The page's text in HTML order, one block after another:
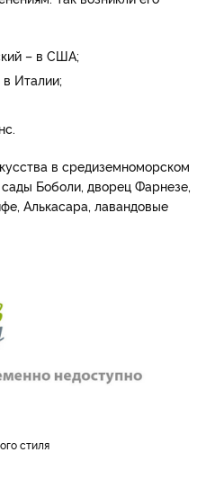
– в США;
в Италии;
в средиземноморском
Боболи, дворец Фарнезе,
Алькасара, лавандовые
стиля